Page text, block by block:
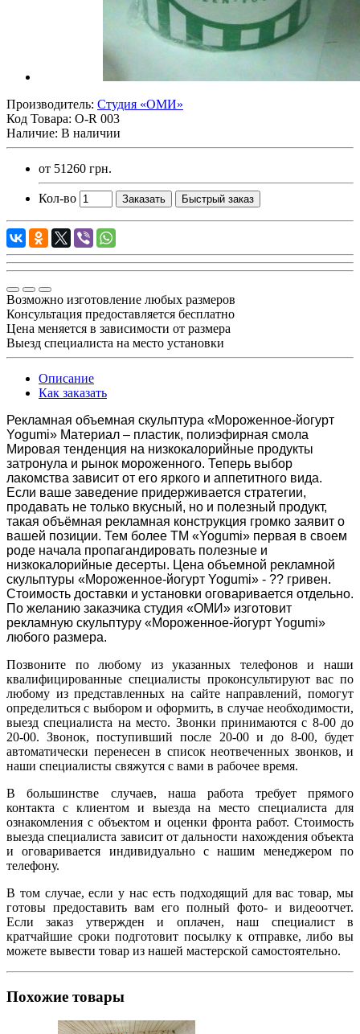
Производитель: Студия «ОМИ»
Код Товара: O-R 003
Наличие: В наличии
от 51260 грн.
Кол-во Заказать Быстрый заказ
Возможно изготовление любых размеров
Консультация предоставляется бесплатно
Цена меняется в зависимости от размера
Выезд специалиста на место установки
Описание
Как заказать
Рекламная объемная скульптура «Мороженное-йогурт
Yogumi» Материал – пластик, полиэфирная смола
Мировая тенденция на низкокалорийные продукты
затронула и рынок мороженного. Теперь выбор
лакомства зависит от его яркого и аппетитного вида.
Если ваше заведение придерживается стратегии,
продавать не только вкусный, но и полезный продукт,
такая объёмная рекламная конструкция громко заявит о
вашей позиции. Тем более ТМ «Yogumi» первая в своем
роде начала пропагандировать полезные и
низкокалорийные десерты. Цена объемной рекламной
скульптуры «Мороженное-йогурт Yogumi» - ?? гривен.
Стоимость доставки и установки оговаривается отдельно.
По желанию заказчика студия «ОМИ» изготовит
рекламную скульптуру «Мороженное-йогурт Yogumi»
любого размера.
Позвоните по любому из указанных телефонов и наши
квалифицированные специалисты проконсультируют вас по
любому из представленных на сайте направлений, помогут
определиться с выбором и оформить, в случае необходимости,
выезд специалиста на место. Звонки принимаются с 8-00 до
20-00. Звонок, поступивший после 20-00 и до 8-00, будет
автоматически перенесен в список неотвеченных звонков, и
наши специалисты свяжутся с вами в рабочее время.
В большинстве случаев, наша работа требует прямого
контакта с клиентом и выезда на место специалиста для
ознакомления с объектом и оценки фронта работ. Стоимость
выезда специалиста зависит от дальности нахождения объекта
и оговаривается индивидуально с нашим менеджером по
телефону.
В том случае, если у нас есть подходящий для вас товар, мы
готовы предоставить вам его полный фото- и видеоотчет.
Если заказ утвержден и оплачен, наш специалист в
кратчайшие сроки подготовит посылку к отправке, либо вы
можете вывести товар из нашей мастерской самостоятельно.
Похожие товары